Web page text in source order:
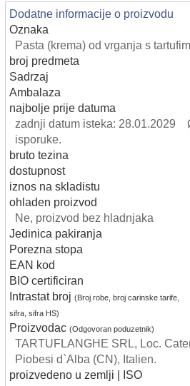
Dodatne informacije o proizvodu
Oznaka
Pasta (krema) od vrganja s
broj predmeta
Sadrzaj
Ambalaza
najbolje prije datuma
zadnji datum isteka: 28.01.2029
isporuke.
bruto tezina
dostupnost
iznos na skladistu
ohladen proizvod
Ne, proizvod bez hladnjaka
Jedinica pakiranja
Porezna stopa
EAN kod
BIO certificiran
Intrastat broj (Broj robe, broj carinske tarife,
sifra, sifra HS)
Proizvodac (Odgovoran poduzetnik)
TARTUFLANGHE SRL, Loc.
Piobesi d`Alba (CN), Italien.
proizvedeno u zemlji | ISO